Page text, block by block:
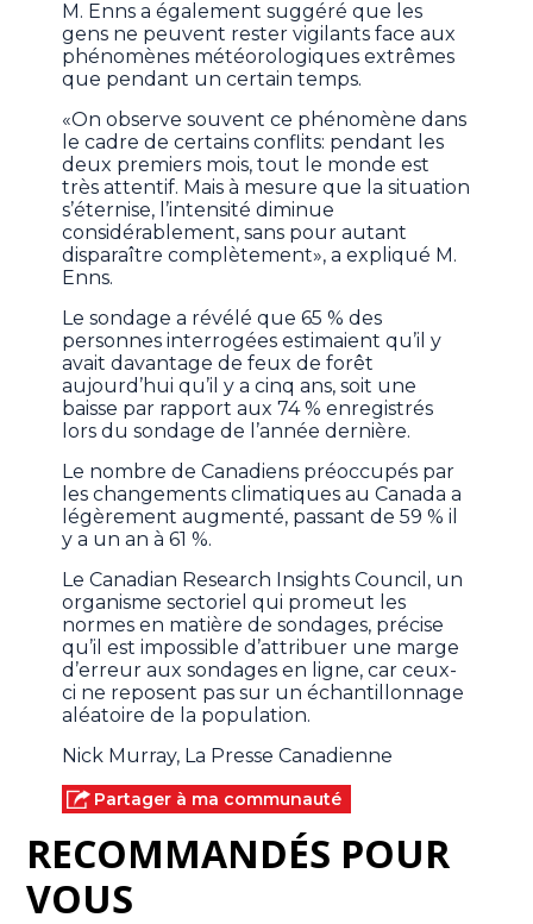
M. Enns a également suggéré que les
gens ne peuvent rester vigilants face aux
phénomènes météorologiques extrêmes
que pendant un certain temps.
«On observe souvent ce phénomène dans
le cadre de certains conflits: pendant les
deux premiers mois, tout le monde est
très attentif. Mais à mesure que la situation
s’éternise, l’intensité diminue
considérablement, sans pour autant
disparaître complètement», a expliqué M.
Enns.
Le sondage a révélé que 65 % des
personnes interrogées estimaient qu’il y
avait davantage de feux de forêt
aujourd’hui qu’il y a cinq ans, soit une
baisse par rapport aux 74 % enregistrés
lors du sondage de l’année dernière.
Le nombre de Canadiens préoccupés par
les changements climatiques au Canada a
légèrement augmenté, passant de 59 % il
y a un an à 61 %.
Le Canadian Research Insights Council, un
organisme sectoriel qui promeut les
normes en matière de sondages, précise
qu’il est impossible d’attribuer une marge
d’erreur aux sondages en ligne, car ceux-
ci ne reposent pas sur un échantillonnage
aléatoire de la population.
Nick Murray, La Presse Canadienne
Partager à ma communauté
RECOMMANDÉS POUR
VOUS